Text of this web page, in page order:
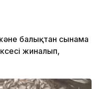
балықтан сынама
жиналып,